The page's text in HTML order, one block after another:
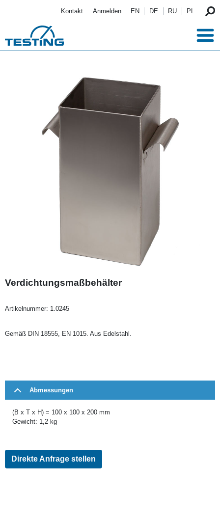
Kontakt Anmelden EN DE RU PL
Verdichtungsmaßbehälter
Artikelnummer: 1.0245
Gemäß DIN 18555, EN 1015. Aus Edelstahl.
Abmessungen
(B x T x H) = 100 x 100 x 200 mm
Gewicht: 1,2 kg
Direkte Anfrage stellen